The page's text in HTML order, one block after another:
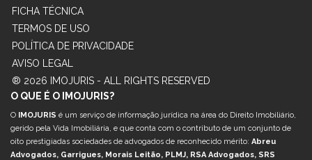
FICHA TÉCNICA
TERMOS DE USO
POLÍTICA DE PRIVACIDADE
AVISO LEGAL
® 2026 IMOJURIS - ALL RIGHTS RESERVED
O QUE É O IMOJURIS?
O IMOJURIS é um serviço de informação jurídica na área do Direito Imobiliário,
gerido pela Vida Imobiliária, e que conta com o contributo de um conjunto de
oito prestigiadas sociedades de advogados de reconhecido mérito: Abreu
Advogados, Garrigues, Morais Leitão, PLMJ, RSA Advogados, SRS